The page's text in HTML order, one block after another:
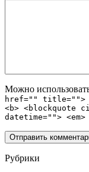
Можно
href="" title="">
<b> <blockquote
datetime="">
Рубрики